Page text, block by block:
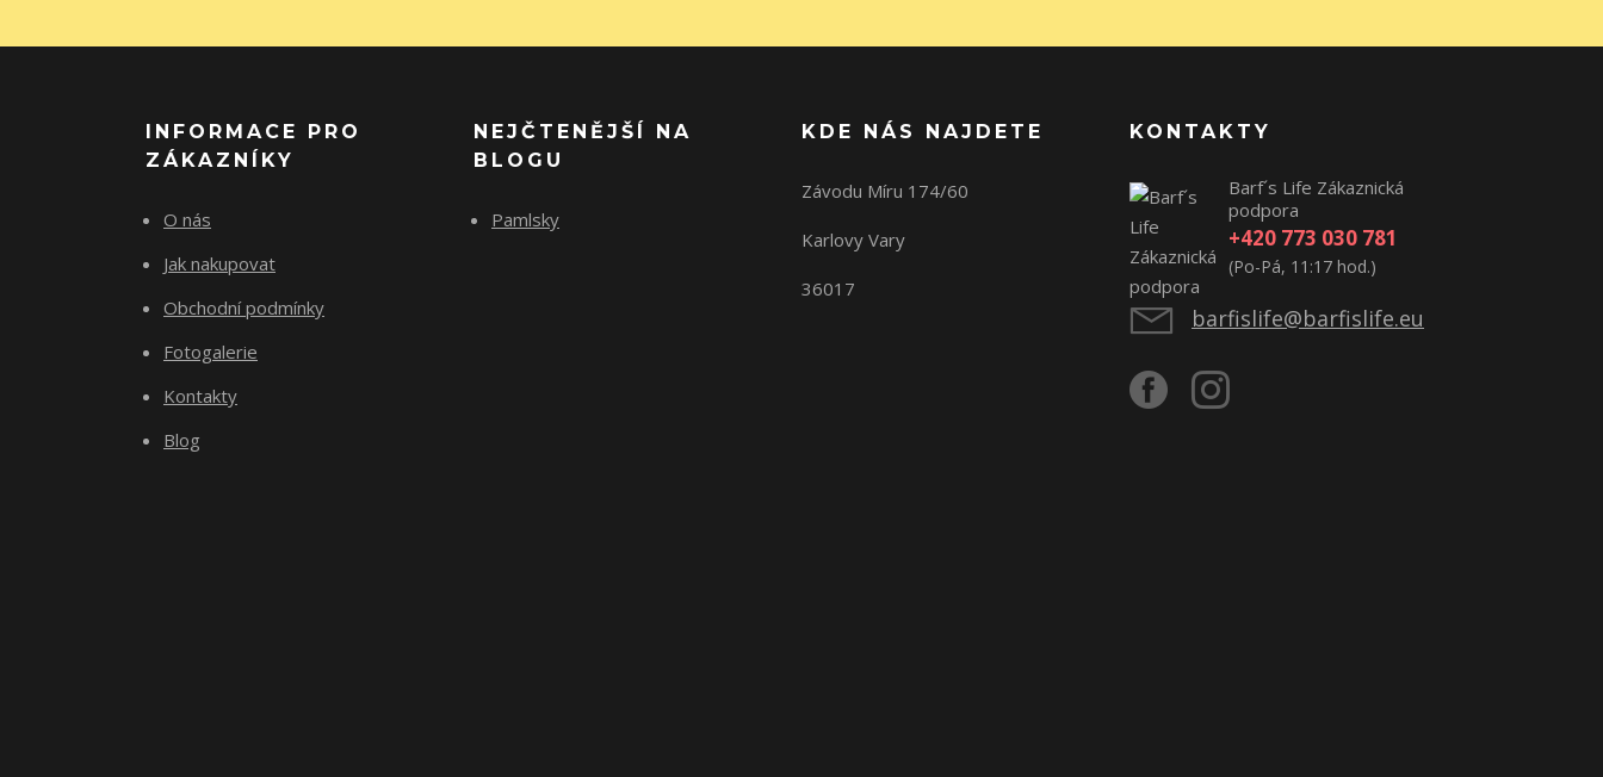
INFORMACE PRO
ZÁKAZNÍKY
O nás
Jak nakupovat
Obchodní podmínky
Fotogalerie
Kontakty
Blog
NEJČTENĚJŠÍ NA
BLOGU
Pamlsky
KDE NÁS NAJDETE
Závodu Míru 174/60
Karlovy Vary
36017
KONTAKTY
Barf´s Life Zákaznická
podpora
+420 773 030 781
(Po-Pá, 11:17 hod.)
barfislife@barfislife.eu